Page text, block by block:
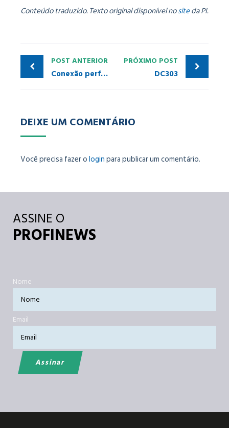
Conteúdo traduzido. Texto original disponível nositeda PI.
POST ANTERIOR
Conexão perfeita com a nuvem
PRÓXIMO POST
DC303
DEIXE UM COMENTÁRIO
Você precisa fazer ologinpara publicar um comentário.
ASSINE O
PROFINEWS
Nome
Email